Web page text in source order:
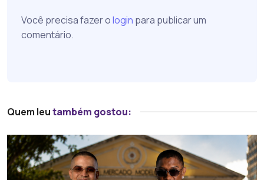
Você precisa fazer ologin para publicar um
comentário.
Quem leutambém gostou: